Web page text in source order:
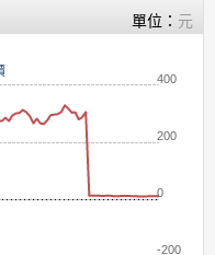
單位： 元
0
200
400
-200